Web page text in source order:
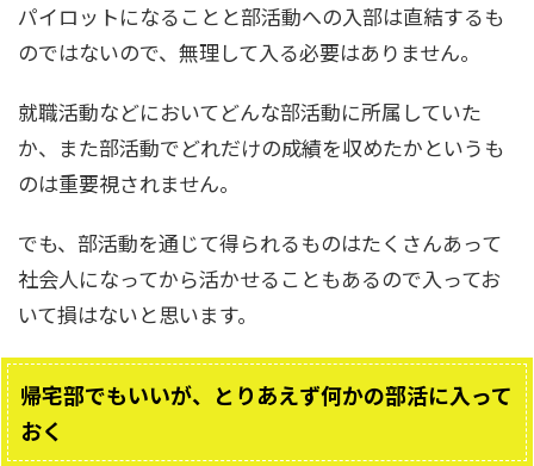
パイロットになることと部活動への入部は直結するも
のではないので、無理して入る必要はありません。
就職活動などにおいてどんな部活動に所属していた
か、また部活動でどれだけの成績を収めたかというも
のは重要視されません。
でも、部活動を通じて得られるものはたくさんあって
社会人になってから活かせることもあるので入ってお
いて損はないと思います。
帰宅部でもいいが、とりあえず何かの部活に入って
おく